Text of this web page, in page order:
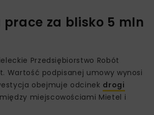
prace za blisko 5 mln
Przedsiębiorstwo Robót
Wartość podpisanej umowy wynosi
obejmuje odcinek drogi
miejscowościami Mietel i